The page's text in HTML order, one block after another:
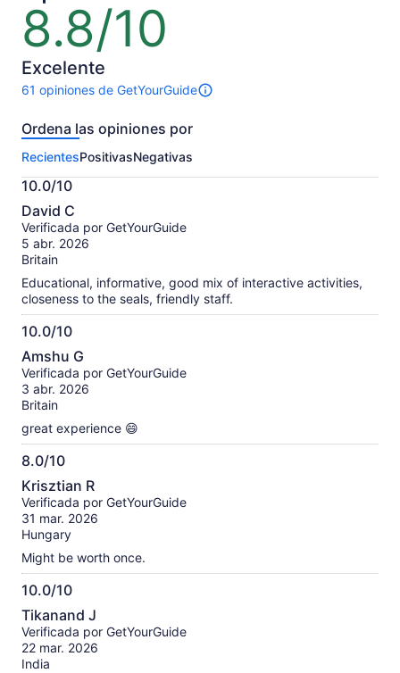
8.8/10
8.8
de
10
Excelente
61 opiniones de GetYourGuide
61
sobre
actividad.
Más
información
sobre
las
opiniones
verificadas
Ordena las opiniones por
RecientesPositivasNegativas
10.0/10
10.0
de
10
David C
Verificada por GetYourGuide
5 abr. 2026
Britain
Educational, informative, good mix of interactive activities,
closeness to the seals, friendly staff.
10.0/10
10.0
de
10
Amshu G
Verificada por GetYourGuide
3 abr. 2026
Britain
great experience 😄
8.0/10
8.0
de
10
Krisztian R
Verificada por GetYourGuide
31 mar. 2026
Hungary
Might be worth once.
10.0/10
10.0
de
10
Tikanand J
Verificada por GetYourGuide
22 mar. 2026
India